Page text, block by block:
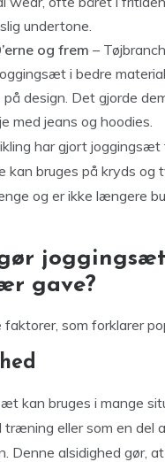
undertone.
og frem –
i bedre
på design. Det gjorde
med jeans og hoodies.
har gjort joggingsæt
kan bruges på kryds og
og er ikke længere
gave?
faktorer, som forklarer
kan bruges i mange
træning eller som en del
Denne alsidighed gør,